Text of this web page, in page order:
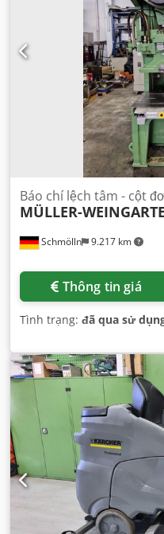
Schmölln 9.217 km
Báo chí lệch tâm - cột
MÜLLER-
Thông tin giá
Tình trạng: đã qua sử